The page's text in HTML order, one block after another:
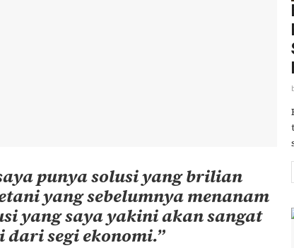
punya solusi yang brilian
yang sebelumnya menanam
yang saya yakini akan sangat
segi ekonomi.”